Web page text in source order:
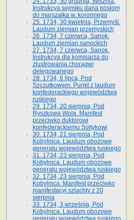
Instrukcya sejmiku dana posłom
do marszałka w. koronnego
25. 1734, 30 kwietnia, Przemyśl.
Laudum ziemian przemyskich
26. 1734, 7 czerwca, Sanok.
Laudum ziemian sanockich
27. 1734, 7 czerwca, Sanok.
Instrukcya dla komisarza do
zlustrowania chorągwi
delegowanego
28. 1734, 6 lipca, Pod
Szczutkowem. Punkt z laudum
konfederackiego województwa
ruskiego
29. 1734, 20 sierpnia, Pod
Ryszkową Wolą. Manifest
przeciwko duktorowi
konfederackiemu Sołtykowi
30. 1734, 21 sierpnia, Pod
Kobylnicą. Laudum obozowe
generału województwa ruskiego
31. 1734, 23 sierpnia, Pod
Kobylnicą. Laudum obozowe
generału województwa ruskiego
32. 1734, 23 sierpnia, Pod
Kobylnicą. Manifest przeciwko
manifestacyi szlachty z 20
sierpnia
33. 1734, 3 września, Pod
Kobylnicą. Laudum obozowe
generału województwa ruskiego